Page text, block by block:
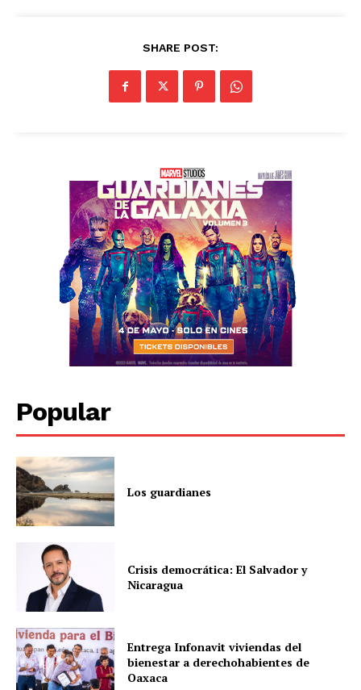
SHARE POST:
Popular
Los guardianes
Crisis democrática: El Salvador y
Nicaragua
Entrega Infonavit viviendas del
bienestar a derechohabientes de
Oaxaca